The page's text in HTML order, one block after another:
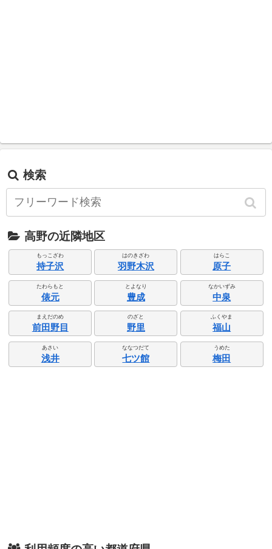
検索
高野の近隣地区
もっこざわ
持子沢
はのきざわ
羽野木沢
はらこ
原子
たわらもと
俵元
とよなり
豊成
なかいずみ
中泉
まえだのめ
前田野目
のざと
野里
ふくやま
福山
あさい
浅井
ななつだて
七ツ館
うめた
梅田